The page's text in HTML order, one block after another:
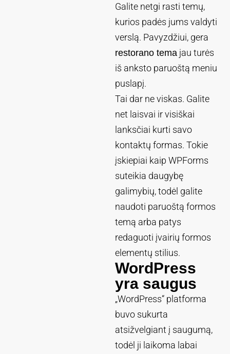
Galite netgi rasti temų,
kurios padės jums valdyti
verslą. Pavyzdžiui, gera
restorano tema jau turės
iš anksto paruoštą meniu
puslapį.
Tai dar ne viskas. Galite
net laisvai ir visiškai
lanksčiai kurti savo
kontaktų formas. Tokie
įskiepiai kaip WPForms
suteikia daugybę
galimybių, todėl galite
naudoti paruoštą formos
temą arba patys
redaguoti įvairių formos
elementų stilius.
WordPress
yra saugus
„WordPress“ platforma
buvo sukurta
atsižvelgiant į saugumą,
todėl ji laikoma labai